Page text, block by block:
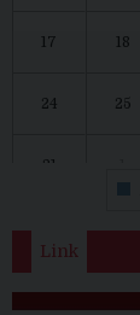
17 18
24 25
31
Link